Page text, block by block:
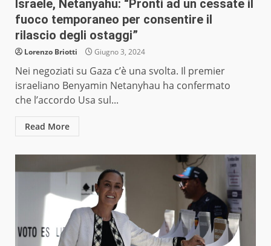
Israele, Netanyahu: “Pronti ad un cessate il
fuoco temporaneo per consentire il
rilascio degli ostaggi”
Lorenzo Briotti Giugno 3, 2024
Nei negoziati su Gaza c’è una svolta. Il premier
israeliano Benyamin Netanyhau ha confermato
che l’accordo Usa sul...
Read More